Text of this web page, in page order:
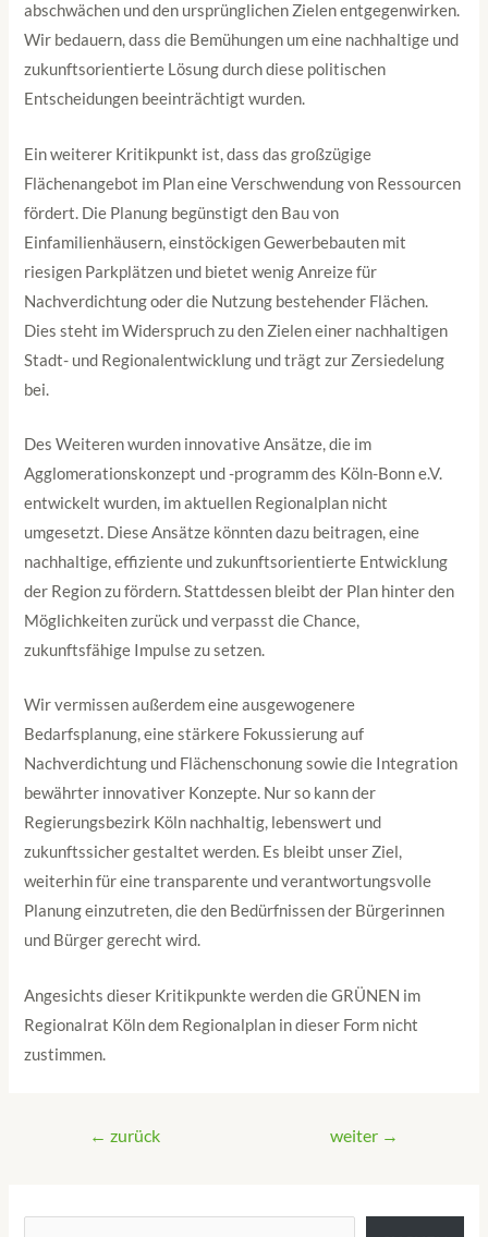
abschwächen und den ursprünglichen Zielen entgegenwirken.
Wir bedauern, dass die Bemühungen um eine nachhaltige und
zukunftsorientierte Lösung durch diese politischen
Entscheidungen beeinträchtigt wurden.
Ein weiterer Kritikpunkt ist, dass das großzügige
Flächenangebot im Plan eine Verschwendung von Ressourcen
fördert. Die Planung begünstigt den Bau von
Einfamilienhäusern, einstöckigen Gewerbebauten mit
riesigen Parkplätzen und bietet wenig Anreize für
Nachverdichtung oder die Nutzung bestehender Flächen.
Dies steht im Widerspruch zu den Zielen einer nachhaltigen
Stadt- und Regionalentwicklung und trägt zur Zersiedelung
bei.
Des Weiteren wurden innovative Ansätze, die im
Agglomerationskonzept und -programm des Köln-Bonn e.V.
entwickelt wurden, im aktuellen Regionalplan nicht
umgesetzt. Diese Ansätze könnten dazu beitragen, eine
nachhaltige, effiziente und zukunftsorientierte Entwicklung
der Region zu fördern. Stattdessen bleibt der Plan hinter den
Möglichkeiten zurück und verpasst die Chance,
zukunftsfähige Impulse zu setzen.
Wir vermissen außerdem eine ausgewogenere
Bedarfsplanung, eine stärkere Fokussierung auf
Nachverdichtung und Flächenschonung sowie die Integration
bewährter innovativer Konzepte. Nur so kann der
Regierungsbezirk Köln nachhaltig, lebenswert und
zukunftssicher gestaltet werden. Es bleibt unser Ziel,
weiterhin für eine transparente und verantwortungsvolle
Planung einzutreten, die den Bedürfnissen der Bürgerinnen
und Bürger gerecht wird.
Angesichts dieser Kritikpunkte werden die GRÜNEN im
Regionalrat Köln dem Regionalplan in dieser Form nicht
zustimmen.
← zurück weiter →